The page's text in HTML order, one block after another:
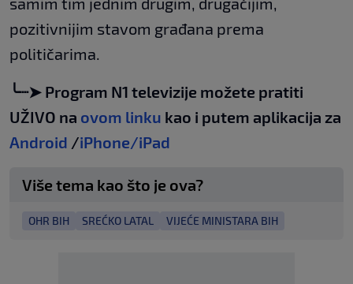
pozitivnijim stavom građana prema
političarima.
╰┈➤ Program N1 televizije možete pratiti
UŽIVO na ovom linku kao i putem aplikacija za
Android /iPhone/iPad
Više tema kao što je ova?
OHR BIH SREĆKO LATAL VIJEĆE MINISTARA BIH